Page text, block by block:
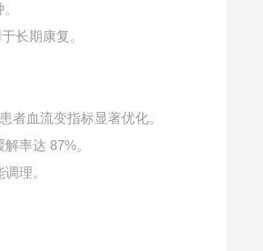
长期康复。
患者血流变指标显著优化。
解率达 87%。
理。